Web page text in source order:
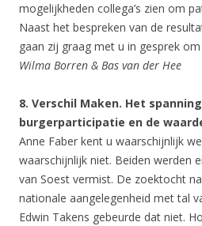
mogelijkheden collega’s zien om
Naast het bespreken van de
gaan zij graag met u in gesprek
Wilma Borren & Bas van der Hee
8. Verschil Maken. Het
burgerparticipatie en de
Anne Faber kent u waarschijnlijk
waarschijnlijk niet. Beiden werden
van Soest vermist. De zoektocht
nationale aangelegenheid met tal
Edwin Takens gebeurde dat niet.